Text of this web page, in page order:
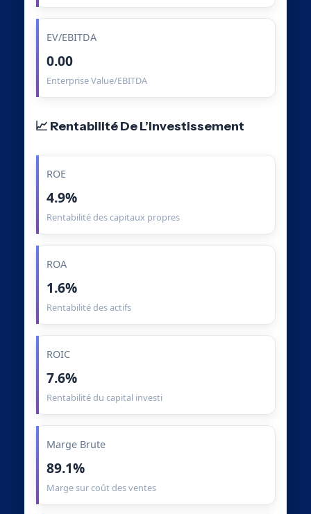
EV/EBITDA
0.00
Enterprise Value/EBITDA
📈 Rentabilité De L’Investissement
ROE
4.9%
Rentabilité des capitaux propres
ROA
1.6%
Rentabilité des actifs
ROIC
7.6%
Rentabilité du capital investi
Marge Brute
89.1%
Marge sur coût des ventes